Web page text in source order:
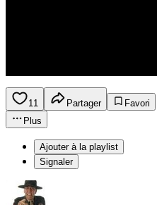
11 Partager
Favori
Plus
Ajouter à la playlist
Signaler